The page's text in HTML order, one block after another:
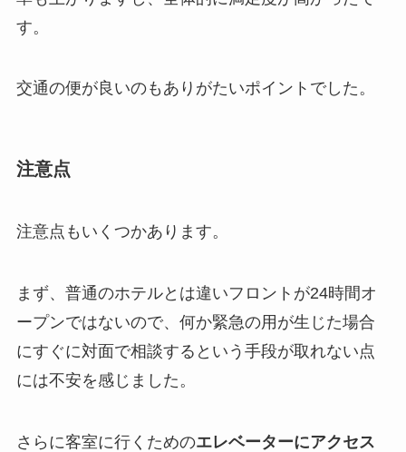
す。
交通の便が良いのもありがたいポイントでした。
注意点
注意点もいくつかあります。
まず、普通のホテルとは違いフロントが24時間オ
ープンではないので、何か緊急の用が生じた場合
にすぐに対面で相談するという手段が取れない点
には不安を感じました。
さらに客室に行くためのエレベーターにアクセス